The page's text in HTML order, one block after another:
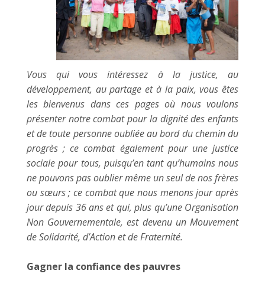
Vous qui vous intéressez à la justice, au
développement, au partage et à la paix, vous êtes
les bienvenus dans ces pages où nous voulons
présenter notre combat pour la dignité des enfants
et de toute personne oubliée au bord du chemin du
progrès ; ce combat également pour une justice
sociale pour tous, puisqu’en tant qu’humains nous
ne pouvons pas oublier même un seul de nos frères
ou sœurs ; ce combat que nous menons jour après
jour depuis 36 ans et qui, plus qu’une Organisation
Non Gouvernementale, est devenu un Mouvement
de Solidarité, d’Action et de Fraternité.
Gagner la confiance des pauvres